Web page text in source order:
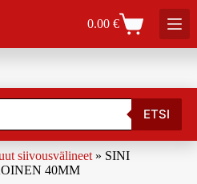
0.00€
ETSI
siivousvälineet » SINI
40MM